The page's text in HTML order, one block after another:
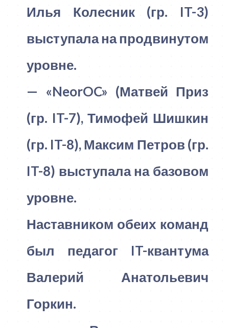
Илья Колесник (гр. IT-3)
выступала на продвинутом
уровне.
— «NeorOC» (Матвей Приз
(гр. IT-7), Тимофей Шишкин
(гр. IT-8), Максим Петров (гр.
IT-8) выступала на базовом
уровне.
Наставником обеих команд
был педагог IT-квантума
Валерий Анатольевич
Горкин.